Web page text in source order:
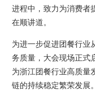
进程中，致力为消费者
在顺讲道。
为进一步促进团餐行业
务质量，大会现场正式
为浙江团餐行业高质量
链的持续稳定繁荣发展。